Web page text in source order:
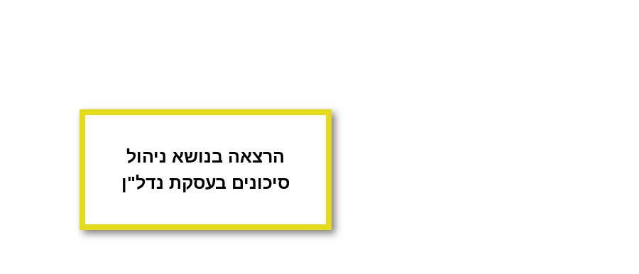
הרצאה בנושא ניהול
סיכונים בעסקת נדל"ן